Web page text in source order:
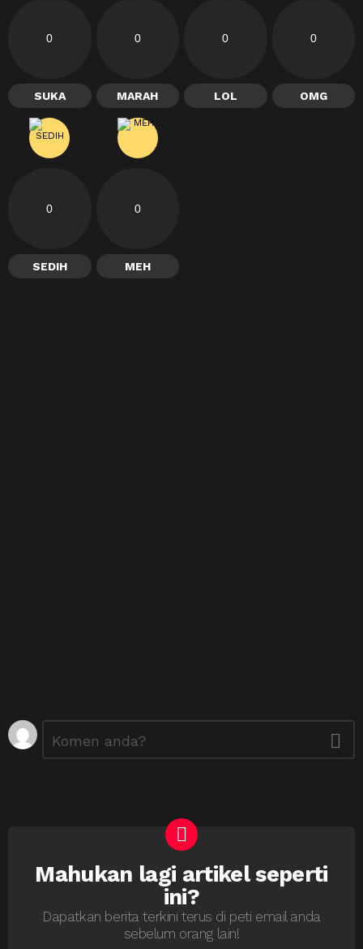
0
SUKA
0
MARAH
0
LOL
0
OMG
0
SEDIH
0
MEH
Tinggalkan
Balasan
NEWSLETTER
Mahukan lagi artikel seperti
ini?
Dapatkan berita terkini terus di peti email anda
sebelum orang lain!